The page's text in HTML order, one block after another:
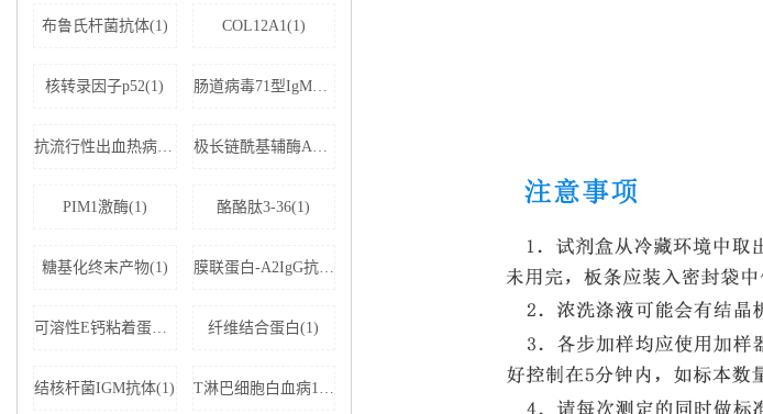
布鲁氏杆菌抗体(1) COL12A1(1)
核转录因子p52(1) 肠道病毒71型IgM抗体(1)
抗流行性出血热病毒IgM抗体(1) 极长链酰基辅酶A脱氢酶(1)
PIM1激酶(1) 酪酪肽3-36(1)
糖基化终末产物(1) 膜联蛋白-A2IgG抗体(1)
可溶性E钙粘着蛋白;可溶性上皮性钙黏附蛋白(1) 纤维结合蛋白(1)
结核杆菌IGM抗体(1) T淋巴细胞白血病1+2型病毒(1)